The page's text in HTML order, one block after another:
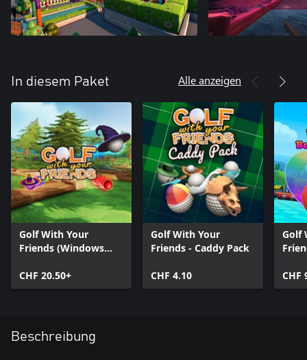
In diesem Paket Alle anzeigen
Golf With Your
Friends (Windows
CHF 20.50+
Golf With Your
Friends - Caddy Pack
CHF 4.10
Golf
CHF
Beschreibung